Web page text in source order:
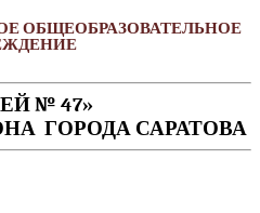
№ 47»
ГОРОДА САРАТОВА